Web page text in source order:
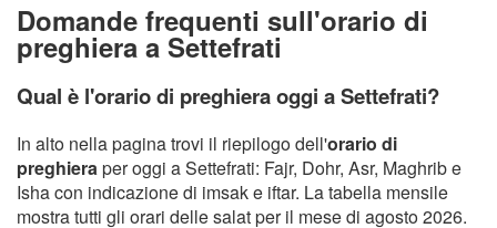
Domande frequenti sull'orario di
preghiera a Settefrati
Qual è l'orario di preghiera oggi a Settefrati?
In alto nella pagina trovi il riepilogo dell'orario di
preghieraper oggi a Settefrati: Fajr, Dohr, Asr, Maghrib e
Isha con indicazione di imsak e iftar. La tabella mensile
mostra tutti gli orari delle salat per il mese di agosto 2026.